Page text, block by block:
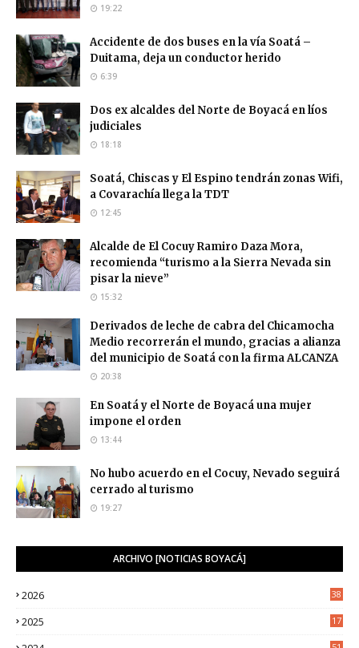
19:22
Accidente de dos buses en la vía Soatá –
Duitama, deja un conductor herido
6:39
Dos ex alcaldes del Norte de Boyacá en líos
judiciales
18:18
Soatá, Chiscas y El Espino tendrán zonas Wifi,
a Covarachía llega la TDT
12:45
Alcalde de El Cocuy Ramiro Daza Mora,
recomienda “turismo a la Sierra Nevada sin
pisar la nieve”
15:32
Derivados de leche de cabra del Chicamocha
Medio recorrerán el mundo, gracias a alianza
del municipio de Soatá con la firma ALCANZA
20:38
En Soatá y el Norte de Boyacá una mujer
impone el orden
13:44
No hubo acuerdo en el Cocuy, Nevado seguirá
cerrado al turismo
19:27
ARCHIVO [NOTICIAS BOYACÁ]
2026 38
2025
17